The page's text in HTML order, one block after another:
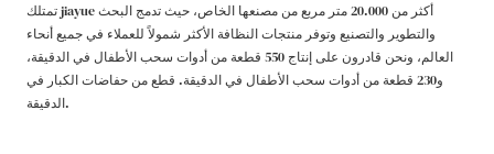
تمتلك jiayue أكثر من 20.000 متر مربع من مصنعها الخاص، حيث تدمج البحث
والتطوير والتصنيع وتوفر منتجات النظافة الأكثر شمولاً للعملاء في جميع أنحاء
العالم، ونحن قادرون على إنتاج 550 قطعة من أدوات سحب الأطفال في الدقيقة،
و230 قطعة من أدوات سحب الأطفال في الدقيقة. قطع من حفاضات الكبار في
الدقيقة.